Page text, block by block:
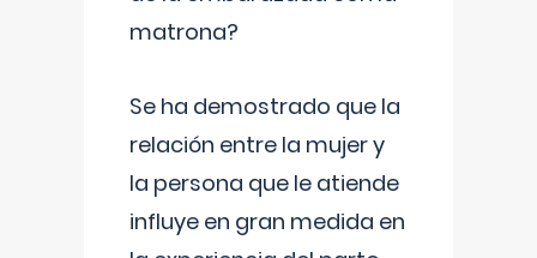
matrona?
Se ha demostrado que la
relación entre la mujer y
la persona que le atiende
influye en gran medida en